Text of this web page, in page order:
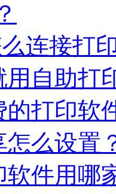
连接打
用自助打
打印软
怎么设置
软件用哪